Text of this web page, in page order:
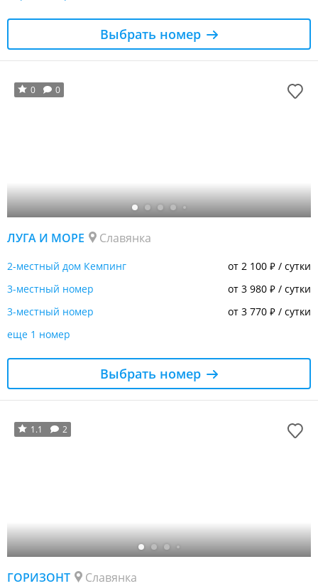
Выбрать номер
0 0
ЛУГА И МОРЕ Славянка
2-местный дом Кемпинг от 2 100 ₽ / сутки
3-местный номер
от 3 980 ₽ / сутки
3-местный номер
от 3 770 ₽ / сутки
еще 1 номер
Выбрать номер
1.1 2
ГОРИЗОНТ Славянка